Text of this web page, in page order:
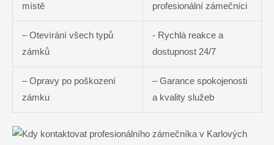
místě
profesionální zámečníci
– ​Otevírání všech typů
zámků
-⁤ Rychlá‌ reakce a
dostupnost⁣ 24/7
– Opravy po⁤ poškození
zámku
– ⁤Garance spokojenosti
a kvality služeb